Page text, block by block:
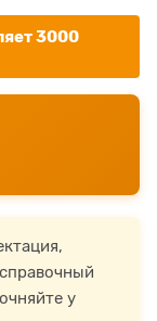
3000
у